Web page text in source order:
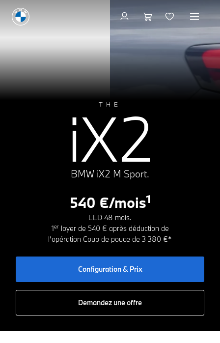
A
THE
iX2
BMW iX2 M Sport.
540 €/mois1
LLD 48 mois.
1erloyer de 540 € après déduction de
l’opération Coup de pouce de 3 380 €*
Configuration & Prix
Demandez une offre